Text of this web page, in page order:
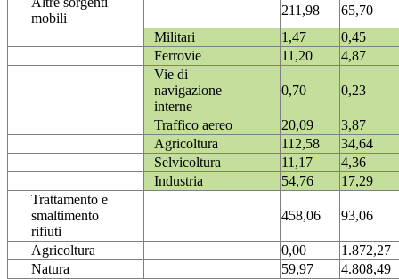
mobili
211,98
65,70
Militari
1,47
0,45
Ferrovie
11,20
4,87
Vie di
navigazione
interne
0,70 0,23
Traffico aereo 20,09
3,87
Agricoltura
112,58
34,64
Selvicoltura
11,17
4,36
Industria
54,76
17,29
Trattamento e
smaltimento
rifiuti
458,06 93,06
Agricoltura 0,00
1.872,27
Natura
59,97
4.808,49